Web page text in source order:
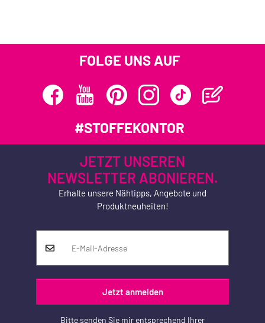
FOLGE UNS AUF
#STOFFEKONTOR
JETZT UNSEREN
NEWSLETTER ABONIEREN.
Erhalte unsere Nähtipps, Angebote und
Produktneuheiten!
Jetzt anmelden
Bitte senden Sie mir entsprechend Ihrer